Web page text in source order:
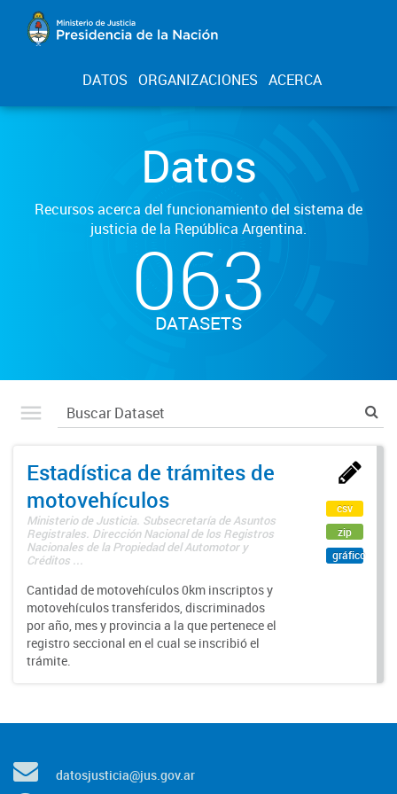
DATOS ORGANIZACIONES ACERCA
Datos
Recursos acerca del funcionamiento del sistema de
justicia de la República Argentina.
063
DATASETS
Estadística de trámites de
motovehículos
Ministerio de Justicia. Subsecretaría de Asuntos
Registrales. Dirección Nacional de los Registros
Nacionales de la Propiedad del Automotor y
Créditos ...
Cantidad de motovehículos 0km inscriptos y
motovehículos transferidos, discriminados
por año, mes y provincia a la que pertenece el
registro seccional en el cual se inscribió el
trámite.
csv
zip
gráfico
datosjusticia@jus.gov.ar